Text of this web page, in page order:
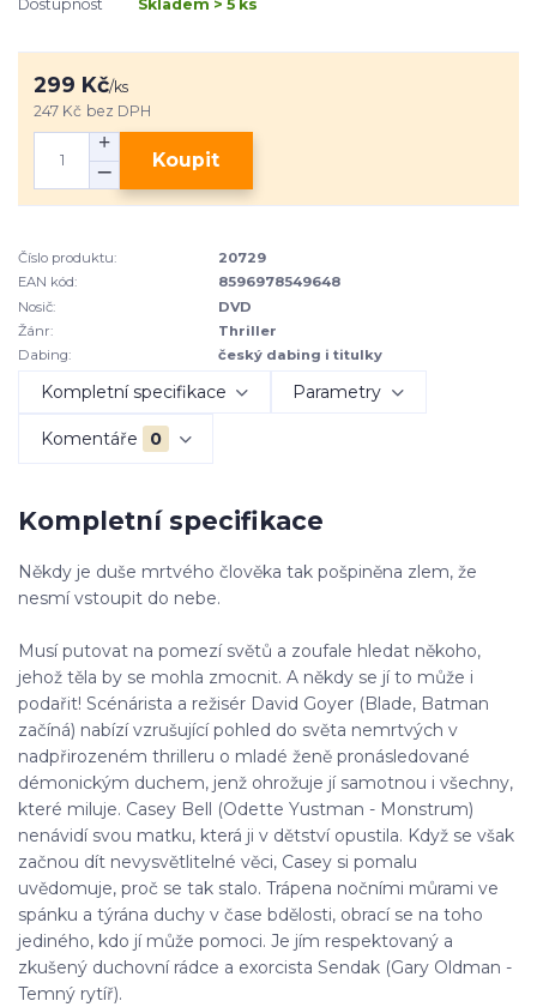
Dostupnost Skladem > 5 ks
299 Kč/ks
247 Kč bez DPH
Koupit
Číslo produktu:
20729
EAN kód:
8596978549648
Nosič:
DVD
Žánr:
Thriller
Dabing:
český dabing i titulky
Kompletní specifikace Parametry
Komentáře 0
Kompletní specifikace
Někdy je duše mrtvého člověka tak pošpiněna zlem, že
nesmí vstoupit do nebe.
Musí putovat na pomezí světů a zoufale hledat někoho,
jehož těla by se mohla zmocnit. A někdy se jí to může i
podařit! Scénárista a režisér David Goyer (Blade, Batman
začíná) nabízí vzrušující pohled do světa nemrtvých v
nadpřirozeném thrilleru o mladé ženě pronásledované
démonickým duchem, jenž ohrožuje jí samotnou i všechny,
které miluje. Casey Bell (Odette Yustman - Monstrum)
nenávidí svou matku, která ji v dětství opustila. Když se však
začnou dít nevysvětlitelné věci, Casey si pomalu
uvědomuje, proč se tak stalo. Trápena nočními můrami ve
spánku a týrána duchy v čase bdělosti, obrací se na toho
jediného, kdo jí může pomoci. Je jím respektovaný a
zkušený duchovní rádce a exorcista Sendak (Gary Oldman -
Temný rytíř).